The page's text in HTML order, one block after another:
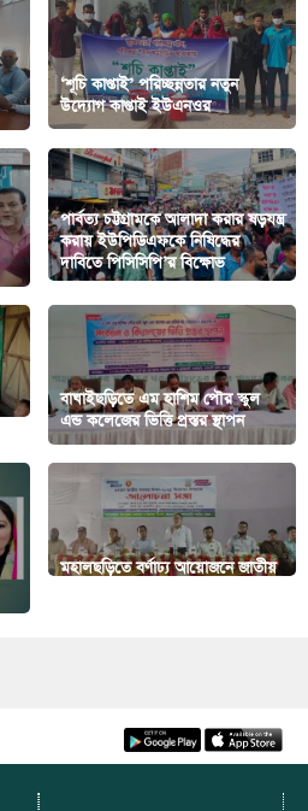
‘শূচি কাপ্তাই’ পরিচ্ছন্নতার নতুন
উদ্যোগ কাপ্তাই ইউএনওর
পার্বত্য চট্টগ্রামকে আলাদা করার ষড়যন্ত্র
করায় ইউপিডিএফকে নিষিদ্ধের
দাবিতে পিসিসিপি’র বিক্ষোভ
বাঘাইছড়িতে এম হাশিম পৌর স্কুল
এন্ড কলেজের ভিত্তি প্রস্তর স্থাপন
মহালছড়িতে বর্ণাঢ্য আয়োজনে জাতীয়